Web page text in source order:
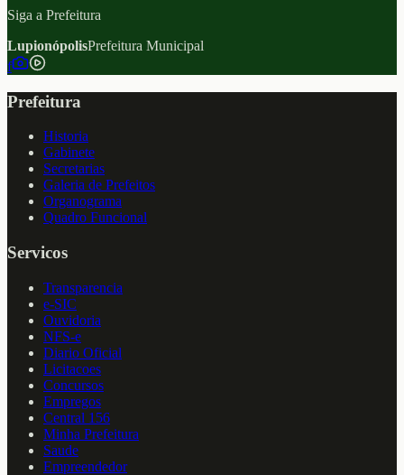
Siga a Prefeitura
LupionópolisPrefeitura Municipal
f
Prefeitura
Historia
Gabinete
Secretarias
Galeria de Prefeitos
Organograma
Quadro Funcional
Servicos
Transparencia
e-SIC
Ouvidoria
NFS-e
Diario Oficial
Licitacoes
Concursos
Empregos
Central 156
Minha Prefeitura
Saude
Empreendedor